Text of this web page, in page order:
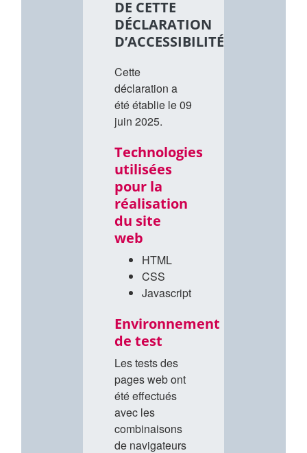
DE CETTE
DÉCLARATION
D’ACCESSIBILITÉ
Cette
déclaration a
été établie le 09
juin 2025.
Technologies
utilisées
pour la
réalisation
du site
web
HTML
CSS
Javascript
Environnement
de test
Les tests des
pages web ont
été effectués
avec les
combinaisons
de navigateurs